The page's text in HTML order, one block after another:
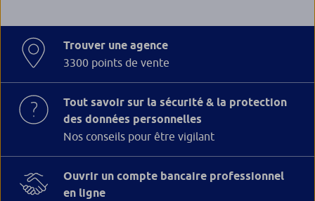
Trouver une agence
3300 points de vente
Tout savoir sur la sécurité & la protection
des données personnelles
Nos conseils pour être vigilant
Ouvrir un compte bancaire professionnel
en ligne